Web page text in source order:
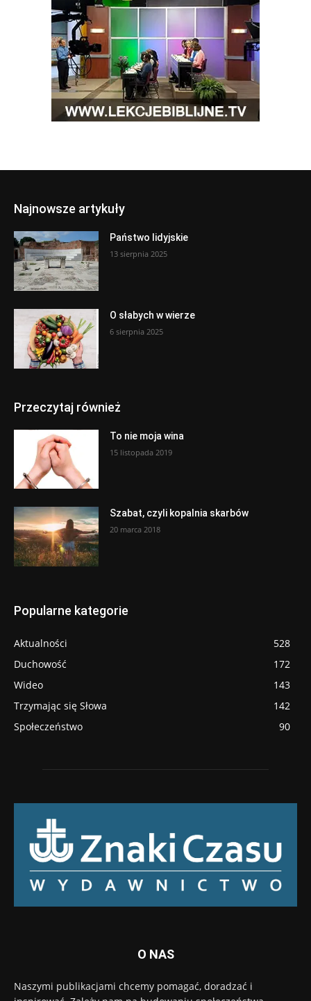
Najnowsze artykuły
Państwo lidyjskie
13 sierpnia 2025
O słabych w wierze
6 sierpnia 2025
Przeczytaj również
To nie moja wina
15 listopada 2019
Szabat, czyli kopalnia skarbów
20 marca 2018
Popularne kategorie
Aktualności
528
Duchowość
172
Wideo
143
Trzymając się Słowa
142
Społeczeństwo
90
O NAS
Naszymi publikacjami chcemy pomagać, doradzać i